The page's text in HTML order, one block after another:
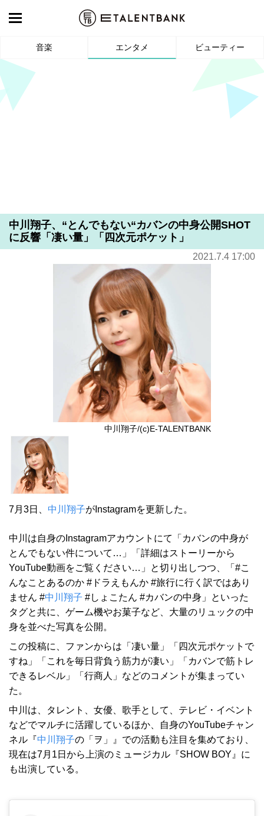
音楽 エンタメ ビューティー
中川翔子、“とんでもない“カバンの中身公開SHOT
に反響「凄い量」「四次元ポケット」
2021.7.4 17:00
中川翔子/(c)E-TALENTBANK
7月3日、 中川翔子がInstagramを更新した。
中川は自身のInstagramアカウントにて「カバンの中身が
とんでもない件について…」「詳細はストーリーから
YouTube動画をご覧ください…」と切り出しつつ、「#こ
んなことあるのか #ドラえもんか #旅行に行く訳ではあり
ません #中川翔子 #しょこたん #カバンの中身」といった
タグと共に、ゲーム機やお菓子など、大量のリュックの中
身を並べた写真を公開。
この投稿に、ファンからは「凄い量」「四次元ポケットで
すね」「これを毎日背負う筋力が凄い」「カバンで筋トレ
できるレベル」「行商人」などのコメントが集まってい
た。
中川は、タレント、女優、歌手として、テレビ・イベント
などでマルチに活躍しているほか、自身のYouTubeチャン
ネル『中川翔子の「ヲ」』での活動も注目を集めており、
現在は7月1日から上演のミュージカル『SHOW BOY』に
も出演している。